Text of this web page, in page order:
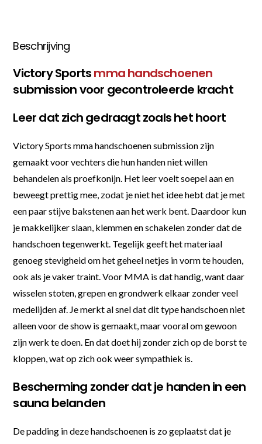
Beschrijving
Victory Sportsmma handschoenen
submission voor gecontroleerde kracht
Leer dat zich gedraagt zoals het hoort
Victory Sports mma handschoenen submission zijn
gemaakt voor vechters die hun handen niet willen
behandelen als proefkonijn. Het leer voelt soepel aan en
beweegt prettig mee, zodat je niet het idee hebt dat je met
een paar stijve bakstenen aan het werk bent. Daardoor kun
je makkelijker slaan, klemmen en schakelen zonder dat de
handschoen tegenwerkt. Tegelijk geeft het materiaal
genoeg stevigheid om het geheel netjes in vorm te houden,
ook als je vaker traint. Voor MMA is dat handig, want daar
wisselen stoten, grepen en grondwerk elkaar zonder veel
medelijden af. Je merkt al snel dat dit type handschoen niet
alleen voor de show is gemaakt, maar vooral om gewoon
zijn werk te doen. En dat doet hij zonder zich op de borst te
kloppen, wat op zich ook weer sympathiek is.
Bescherming zonder dat je handen in een
sauna belanden
De padding in deze handschoenen is zo geplaatst dat je